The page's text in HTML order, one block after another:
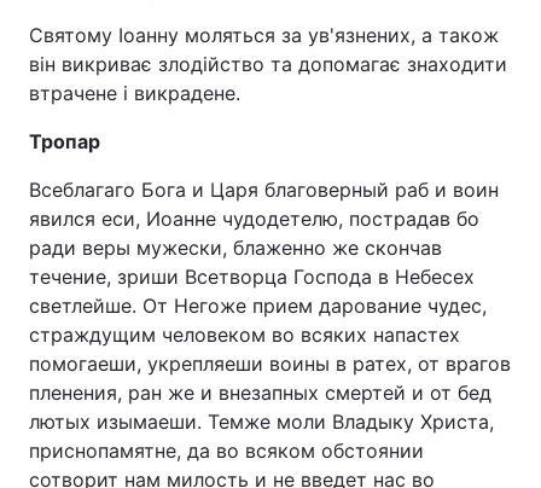
Святому Іоанну моляться за ув'язнених, а також
він викриває злодійство та допомагає знаходити
втрачене і викрадене.
Тропар
Всеблагаго Бога и Царя благоверный раб и воин
явился еси, Иоанне чудодетелю, пострадав бо
ради веры мужески, блаженно же скончав
течение, зриши Всетворца Господа в Небесех
светлейше. От Негоже прием дарование чудес,
страждущим человеком во всяких напастех
помогаеши, укрепляеши воины в ратех, от врагов
пленения, ран же и внезапных смертей и от бед
лютых изымаеши. Темже моли Владыку Христа,
приснопамятне, да во всяком обстоянии
сотворит нам милость и не введет нас во